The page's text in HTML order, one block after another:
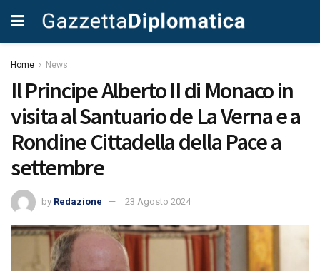
Home News
Il Principe Alberto II di Monaco in
visita al Santuario de La Verna e a
Rondine Cittadella della Pace a
settembre
by Redazione 23 Agosto 2024